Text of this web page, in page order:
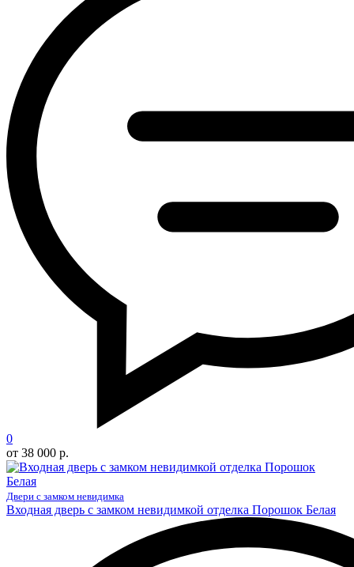
0
от 38 000 р.
Двери с замком невидимка
Входная дверь с замком невидимкой отделка Порошок Белая